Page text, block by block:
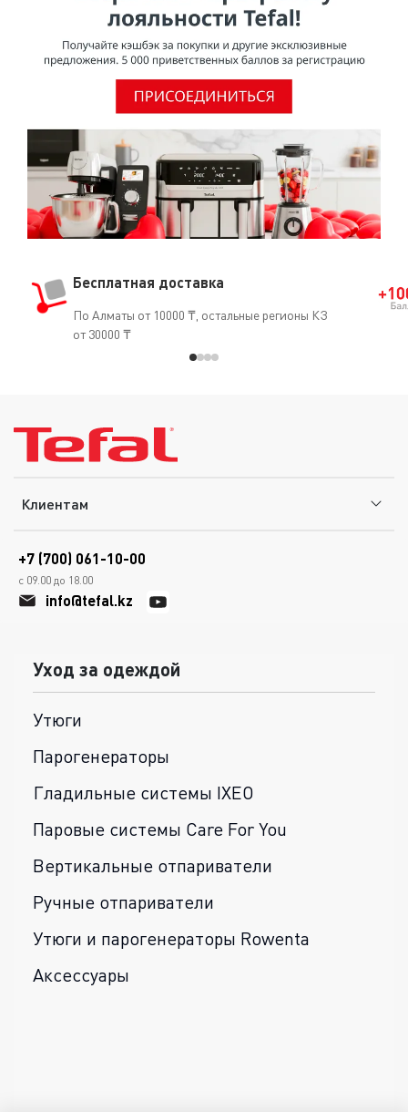
Бесплатная доставка
По Алматы от 10000 ₸, остальные регионы КЗ
от 30000 ₸
Клиентам
+7 (700) 061-10-00
с 09.00 до 18.00
info@tefal.kz
Уход за одеждой
Утюги
Парогенераторы
Гладильные системы IXEO
Паровые системы Care For You
Вертикальные отпариватели
Ручные отпариватели
Утюги и парогенераторы Rowenta
Аксессуары